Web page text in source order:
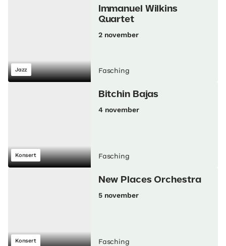
Jazz
Immanuel Wilkins
Quartet
2 november
Fasching
Konsert
Bitchin Bajas
4 november
Fasching
Konsert
New Places Orchestra
5 november
Fasching